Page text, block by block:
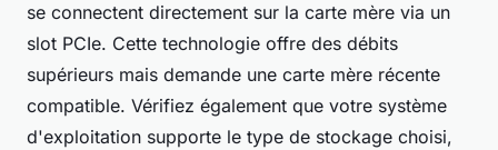
se connectent directement sur la carte mère via un
slot PCIe. Cette technologie offre des débits
supérieurs mais demande une carte mère récente
compatible. Vérifiez également que votre système
d'exploitation supporte le type de stockage choisi,